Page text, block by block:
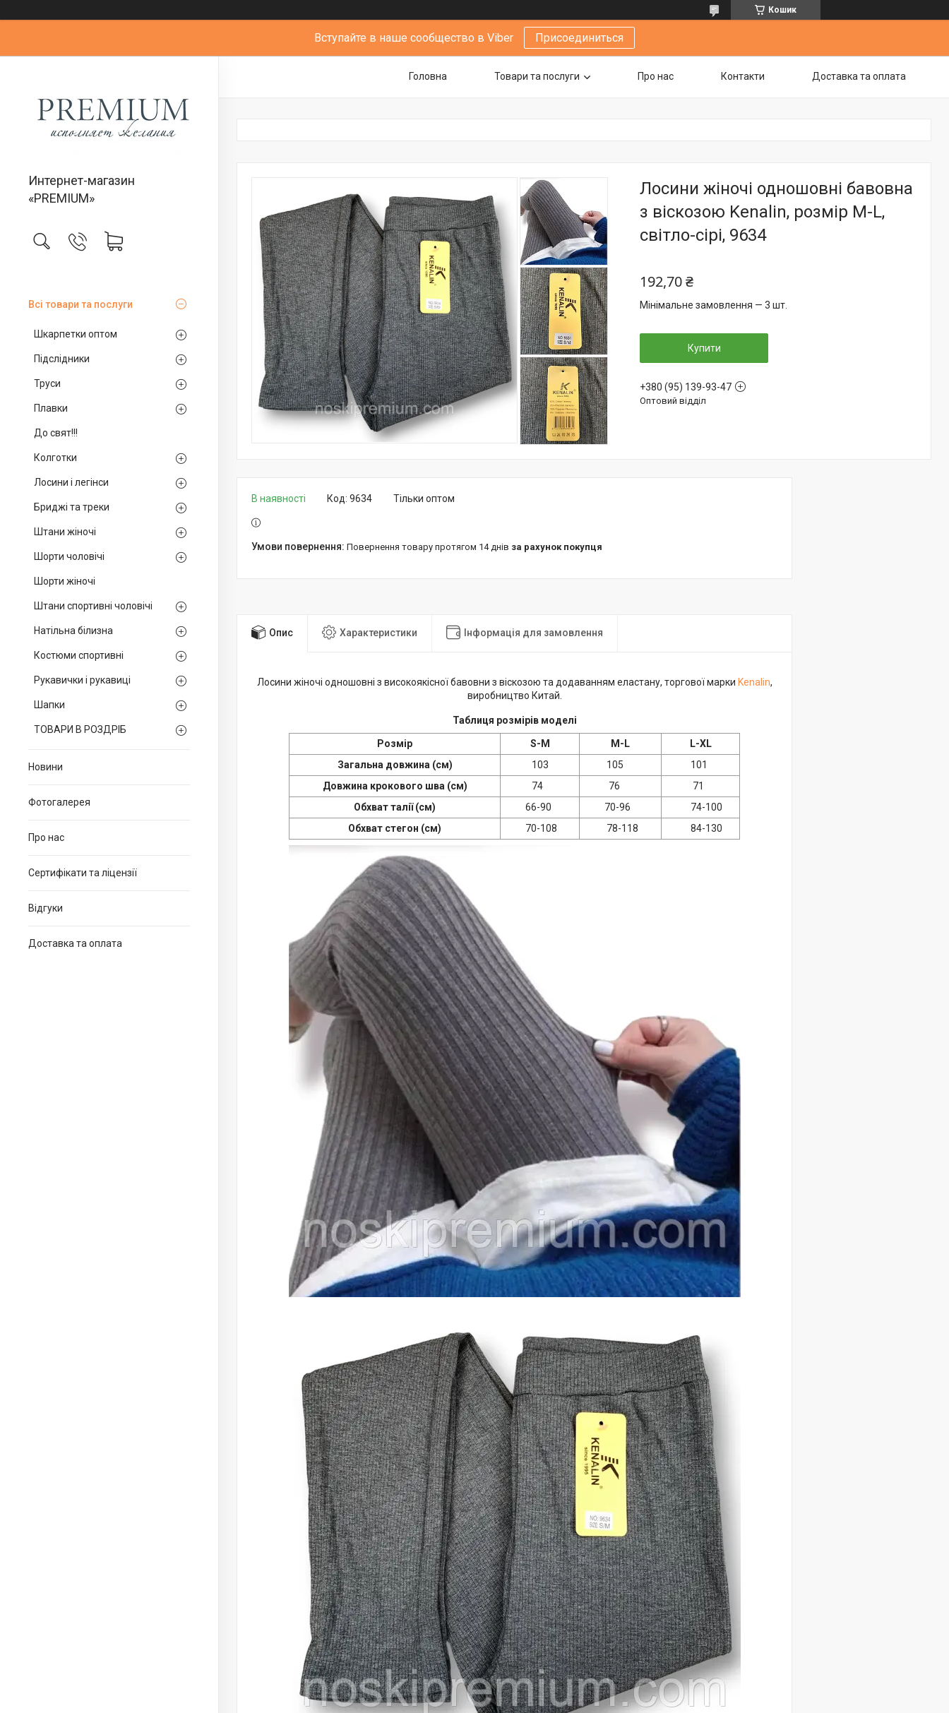
Кошик
Вступайте в наше сообщество в Viber Присоединиться
Интернет-магазин
«PREMIUM»
Всі товари та послуги
Шкарпетки оптом
Підслідники
Труси
Плавки
До свят!!!
Колготки
Лосини і легінси
Бриджі та треки
Штани жіночі
Шорти чоловічі
Шорти жіночі
Штани спортивні чоловічі
Натільна білизна
Костюми спортивні
Рукавички і рукавиці
Шапки
ТОВАРИ В РОЗДРІБ
Новини
Фотогалерея
Про нас
Сертифікати та ліцензії
Відгуки
Доставка та оплата
Головна Товари та послуги Про нас Контакти Доставка та оплата
Лосини жіночі одношовні бавовна
з віскозою Kenalin, розмір M-L,
світло-сірі, 9634
192,70 ₴
Мінімальне замовлення — 3 шт.
Купити
+380 (95) 139-93-47
Оптовий відділ
В наявності Тільки оптом
Код: 9634
повернення товару протягом 14 днів за рахунок покупця
Опис Характеристики Інформація для замовлення
Лосини жіночі одношовні з високоякісної бавовни з віскозою та додаванням еластану, торгової марки Kenalin,
виробництво Китай.
Таблиця розмірів моделі
Розмір S-M M-L
L-XL
Загальна довжина (см)
103 105
101
Довжина крокового шва (см)
74 76
71
Обхват талії (см)
66-90 70-96
74-100
Обхват стегон (см)
70-108 78-118 84-130